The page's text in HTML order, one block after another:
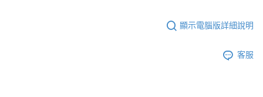
顯示電腦版詳細說明
客服